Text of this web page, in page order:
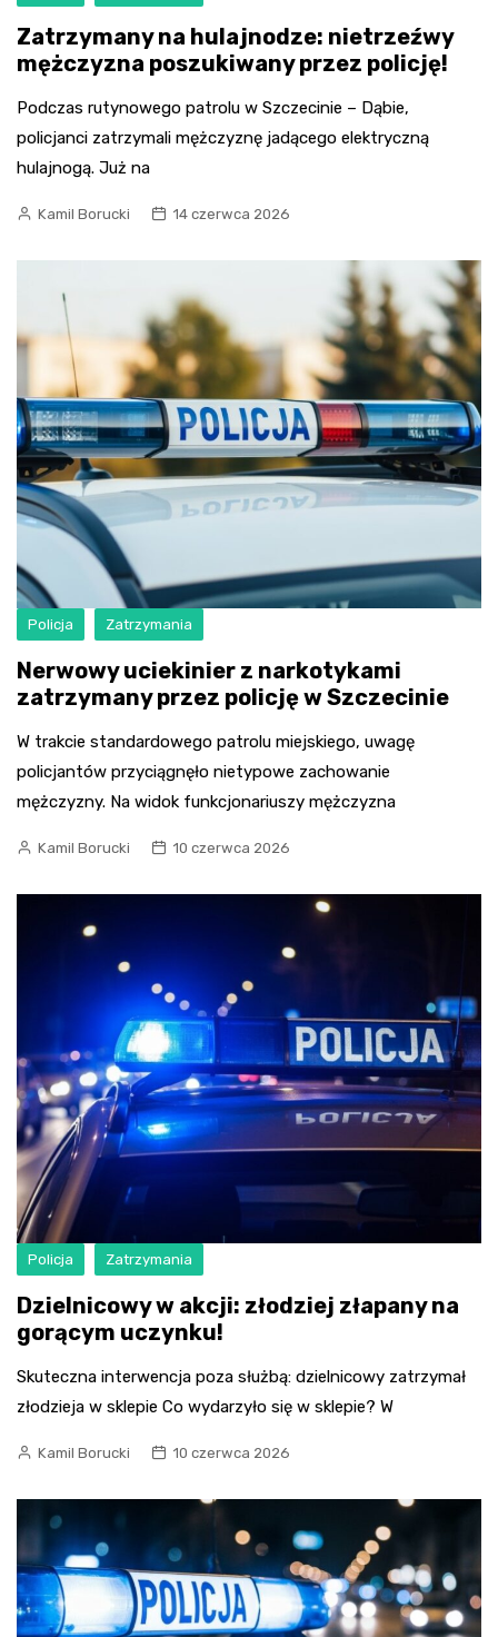
Zatrzymany na hulajnodze: nietrzeźwy
mężczyzna poszukiwany przez policję!
Podczas rutynowego patrolu w Szczecinie – Dąbie,
policjanci zatrzymali mężczyznę jadącego elektryczną
hulajnogą. Już na
Kamil Borucki 14 czerwca 2026
Policja Zatrzymania
Nerwowy uciekinier z narkotykami
zatrzymany przez policję w Szczecinie
W trakcie standardowego patrolu miejskiego, uwagę
policjantów przyciągnęło nietypowe zachowanie
mężczyzny. Na widok funkcjonariuszy mężczyzna
Kamil Borucki 10 czerwca 2026
Policja Zatrzymania
Dzielnicowy w akcji: złodziej złapany na
gorącym uczynku!
Skuteczna interwencja poza służbą: dzielnicowy zatrzymał
złodzieja w sklepie Co wydarzyło się w sklepie? W
Kamil Borucki 10 czerwca 2026